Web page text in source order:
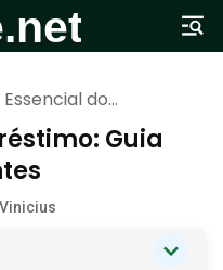
Essencial do
Guia Rápido
IniciantesGuia